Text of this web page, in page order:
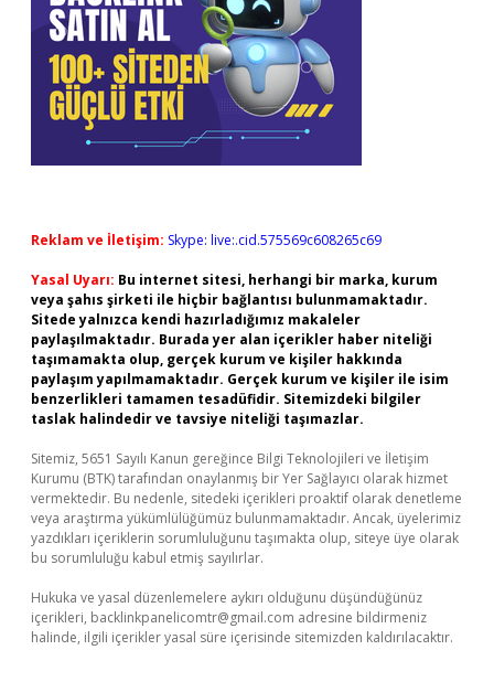
Reklam ve İletişim: Skype: live:.cid.575569c608265c69
Yasal Uyarı: Bu internet sitesi, herhangi bir marka, kurum
veya şahıs şirketi ile hiçbir bağlantısı bulunmamaktadır.
Sitede yalnızca kendi hazırladığımız makaleler
paylaşılmaktadır. Burada yer alan içerikler haber niteliği
taşımamakta olup, gerçek kurum ve kişiler hakkında
paylaşım yapılmamaktadır. Gerçek kurum ve kişiler ile isim
benzerlikleri tamamen tesadüfidir. Sitemizdeki bilgiler
taslak halindedir ve tavsiye niteliği taşımazlar.
Sitemiz, 5651 Sayılı Kanun gereğince Bilgi Teknolojileri ve İletişim
Kurumu (BTK) tarafından onaylanmış bir Yer Sağlayıcı olarak hizmet
vermektedir. Bu nedenle, sitedeki içerikleri proaktif olarak denetleme
veya araştırma yükümlülüğümüz bulunmamaktadır. Ancak, üyelerimiz
yazdıkları içeriklerin sorumluluğunu taşımakta olup, siteye üye olarak
bu sorumluluğu kabul etmiş sayılırlar.
Hukuka ve yasal düzenlemelere aykırı olduğunu düşündüğünüz
içerikleri, backlinkpanelicomtr@gmail.com adresine bildirmeniz
halinde, ilgili içerikler yasal süre içerisinde sitemizden kaldırılacaktır.